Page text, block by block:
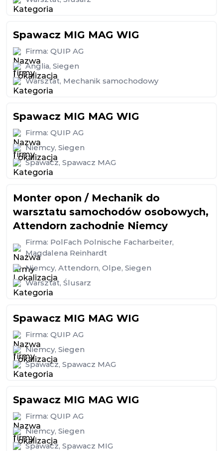
Spawacz MIG MAG WIG
Firma: QUIP AG
Anglia, Siegen
Warsztat, Mechanik samochodowy
Spawacz MIG MAG WIG
Firma: QUIP AG
Niemcy, Siegen
Spawacz, Spawacz MAG
Monter opon / Mechanik do
warsztatu samochodów osobowych,
Attendorn zachodnie Niemcy
Firma: PolFach Polnische Facharbeiter,
Magdalena Reinhardt
Niemcy, Attendorn, Olpe, Siegen
Warsztat, Ślusarz
Spawacz MIG MAG WIG
Firma: QUIP AG
Niemcy, Siegen
Spawacz, Spawacz MAG
Spawacz MIG MAG WIG
Firma: QUIP AG
Niemcy, Siegen
Spawacz, Spawacz MIG